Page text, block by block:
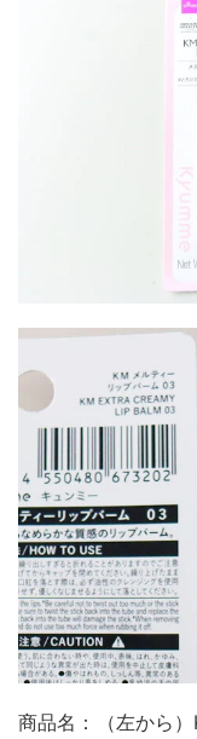
商品名：（左から